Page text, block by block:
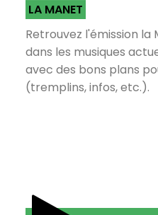
LA MANET
Retrouvez l'émission
dans les musiques
avec des bons plans
(tremplins, infos, etc.).